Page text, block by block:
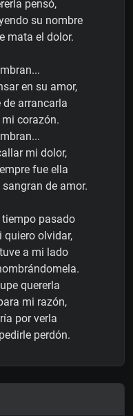
pensó,
su nombre
mata el dolor.
en su amor,
arrancarla
corazón.
mi dolor,
fue ella
de amor.
tiempo pasado
quiero olvidar,
a mi lado
quererla
mi razón,
por verla
perdón.